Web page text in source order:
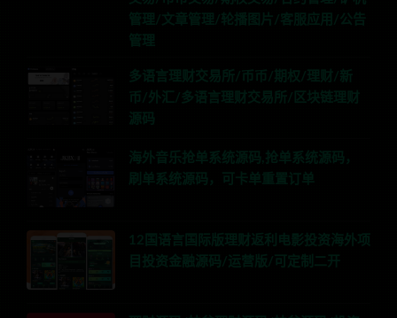
管理/文章管理/轮播图片/客服应用/公告
管理
多语言理财交易所/币币/期权/理财/新
币/外汇/多语言理财交易所/区块链理财
源码
海外音乐抢单系统源码,抢单系统源码，
刷单系统源码，可卡单重置订单
12国语言国际版理财返利电影投资海外项
目投资金融源码/运营版/可定制二开